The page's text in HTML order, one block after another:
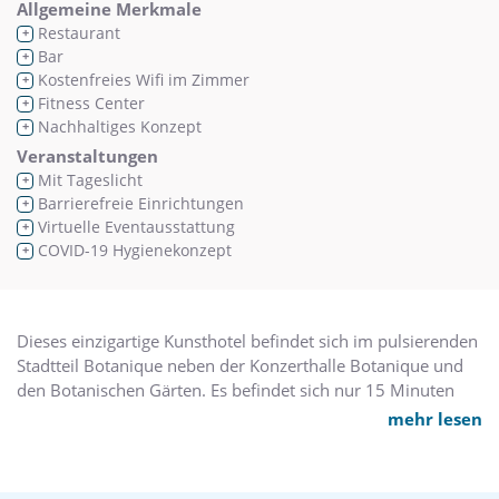
Allgemeine Merkmale
+ Restaurant
+ Bar
+ Kostenfreies Wifi im Zimmer
+ Fitness Center
+ Nachhaltiges Konzept
Veranstaltungen
+ Mit Tageslicht
+ Barrierefreie Einrichtungen
+ Virtuelle Eventausstattung
+ COVID-19 Hygienekonzept
Dieses einzigartige Kunsthotel befindet sich im pulsierenden
Stadtteil Botanique neben der Konzerthalle Botanique und
den Botanischen Gärten. Es befindet sich nur 15 Minuten
vom Flughafen Brüssel, vom Midi-Bahnhof und von der
mehr lesen